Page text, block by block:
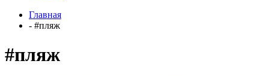
Главная
- #пляж
#пляж